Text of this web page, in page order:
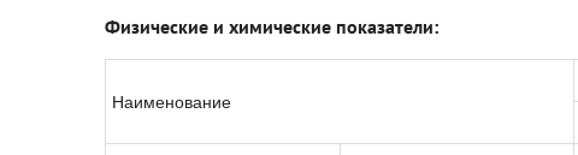
Физические и химические показатели:
Наименование